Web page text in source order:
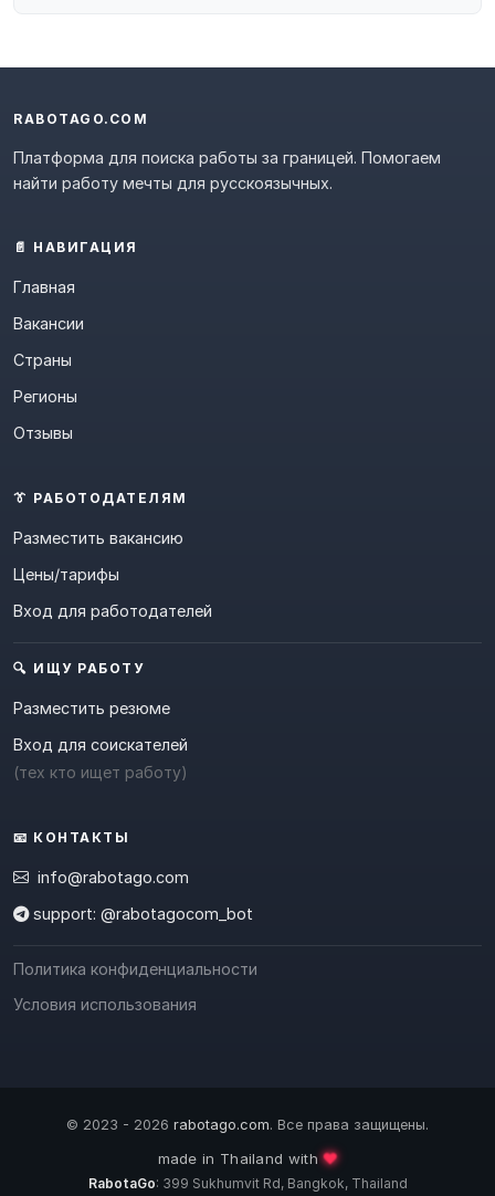
RABOTAGO.COM
Платформа для поиска работы за границей. Помогаем
найти работу мечты для русскоязычных.
📄 НАВИГАЦИЯ
Главная
Вакансии
Страны
Регионы
Отзывы
👔 РАБОТОДАТЕЛЯМ
Разместить вакансию
Цены/тарифы
Вход для работодателей
🔍 ИЩУ РАБОТУ
Разместить резюме
Вход для соискателей
(тех кто ищет работу)
📧 КОНТАКТЫ
info@rabotago.com
support: @rabotagocom_bot
Политика конфиденциальности
Условия использования
© 2023 - 2026 rabotago.com. Все права защищены.
made in Thailand with❤️
RabotaGo: 399 Sukhumvit Rd, Bangkok, Thailand